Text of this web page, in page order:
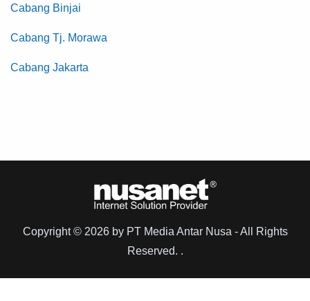
Cabang Binjai
Cabang Tj. Morawa
Cabang Jakarta
Copyright © 2026 by PT Media Antar Nusa - All Rights
Reserved. .